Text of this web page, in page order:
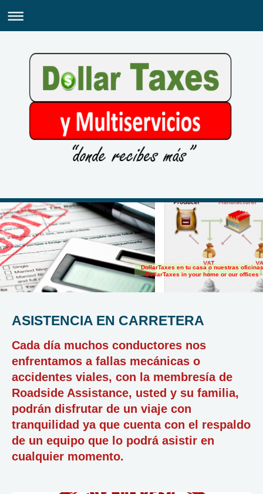
DollarTaxes en tu casa o nuestras oficinas
DollarTaxes in your home or our offices
ASISTENCIA EN CARRETERA
Cada día muchos conductores nos
enfrentamos a fallas mecánicas o
accidentes viales, con la membresía de
Roadside Assistance, usted y su familia,
podrán disfrutar de un viaje con
tranquilidad ya que cuenta con el respaldo
de un equipo que lo podrá asistir en
cualquier momento.